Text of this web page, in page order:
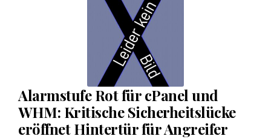
Alarmstufe Rot für cPanel und
WHM: Kritische Sicherheitslücke
eröffnet Hintertür für Angreifer